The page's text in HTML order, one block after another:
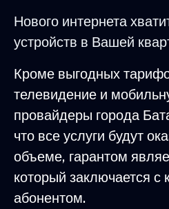
Нового интернета
устройств в Вашей
Кроме выгодных
телевидение и
провайдеры города
что все услуги будут
объеме, гарантом
который заключается
абонентом.